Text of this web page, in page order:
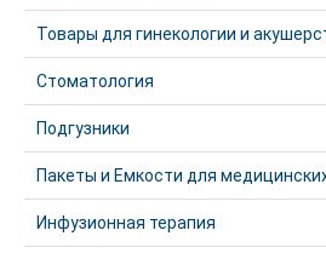
Товары для гинекологии и
Стоматология
Подгузники
Пакеты и Емкости для
Инфузионная терапия